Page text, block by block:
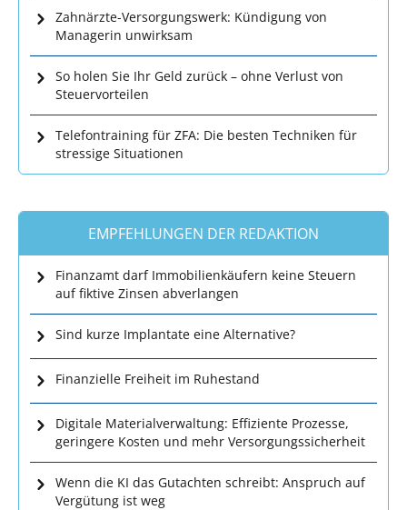
Zahnärzte-Versorgungswerk: Kündigung von
Managerin unwirksam
So holen Sie Ihr Geld zurück – ohne Verlust von
Steuervorteilen
Telefontraining für ZFA: Die besten Techniken für
stressige Situationen
EMPFEHLUNGEN DER REDAKTION
Finanzamt darf Immobilienkäufern keine Steuern
auf fiktive Zinsen abverlangen
Sind kurze Implantate eine Alternative?
Finanzielle Freiheit im Ruhestand
Digitale Materialverwaltung: Effiziente Prozesse,
geringere Kosten und mehr Versorgungssicherheit
Wenn die KI das Gutachten schreibt: Anspruch auf
Vergütung ist weg